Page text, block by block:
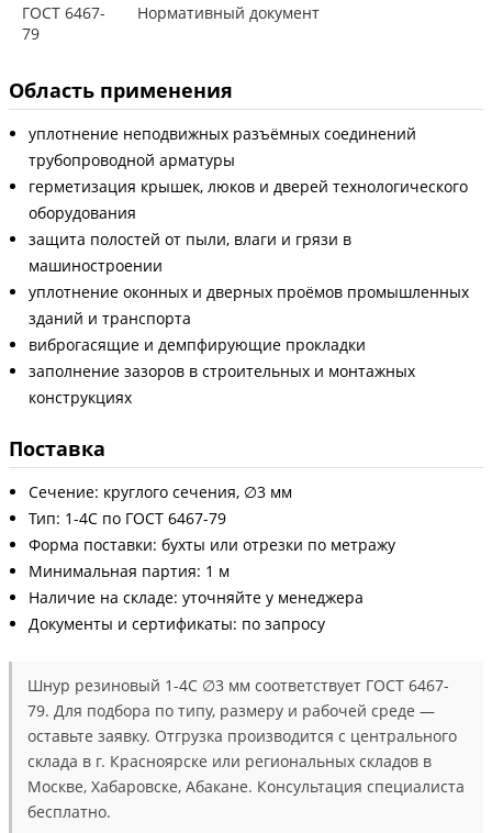
ГОСТ 6467-
79
Нормативный документ
Область применения
уплотнение неподвижных разъёмных соединений
трубопроводной арматуры
герметизация крышек, люков и дверей технологического
оборудования
защита полостей от пыли, влаги и грязи в
машиностроении
уплотнение оконных и дверных проёмов промышленных
зданий и транспорта
виброгасящие и демпфирующие прокладки
заполнение зазоров в строительных и монтажных
конструкциях
Поставка
Сечение: круглого сечения, ∅3 мм
Тип: 1-4С по ГОСТ 6467-79
Форма поставки: бухты или отрезки по метражу
Минимальная партия: 1 м
Наличие на складе: уточняйте у менеджера
Документы и сертификаты: по запросу
Шнур резиновый 1-4С ∅3 мм соответствует ГОСТ 6467-
79. Для подбора по типу, размеру и рабочей среде —
оставьте заявку. Отгрузка производится с центрального
склада в г. Красноярске или региональных складов в
Москве, Хабаровске, Абакане. Консультация специалиста
бесплатно.